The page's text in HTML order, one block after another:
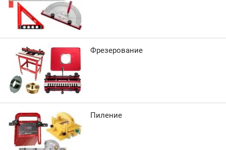
Фрезерование
Пиление